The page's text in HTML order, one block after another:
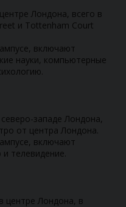
Лондона, всего в
и Tottenham Court
включают
науки, компьютерные
западе Лондона,
от центра Лондона.
включают
телевидение.
центре Лондона, в